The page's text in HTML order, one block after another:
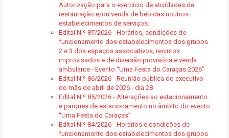
Autorização para o exercício de atividades de
restauração e/ou venda de bebidas noutros
estabelecimentos de serviços:
Edital N.º 87/2026 - Horários, condições de
funcionamento dos estabelecimentos dos grupos
2 e 3 dos espaços associativos, recintos
improvisados e de diversão provisória e venda
ambulante - Evento “Uma Festa do Caraças 2026”
Edital N.º 86/2026 - Reunião pública do executivo
do mês de abril de 2026 - dia 28
Edital N.º 85/2026 - Alterações ao estacionamento
e parques de estacionamento no âmbito do evento
“Uma Festa do Caraças”
Edital N.º 84/2026 - Horários e condições de
funcionamento dos estabelecimentos dos grupos